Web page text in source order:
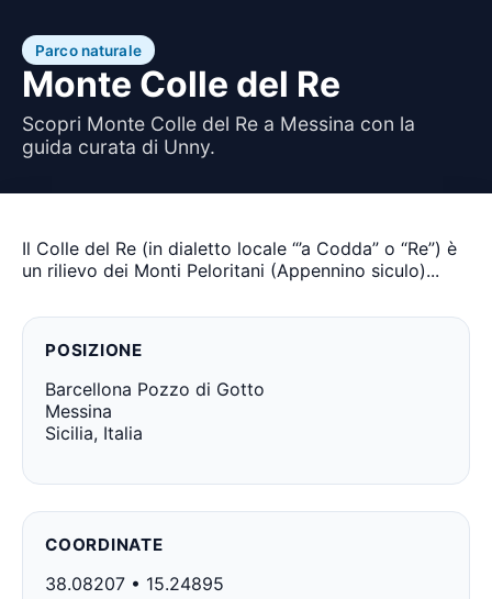
Parco naturale
Monte Colle del Re
Scopri Monte Colle del Re a Messina con la
guida curata di Unny.
Il Colle del Re (in dialetto locale “’a Codda” o “Re”) è
un rilievo dei Monti Peloritani (Appennino siculo)...
POSIZIONE
Barcellona Pozzo di Gotto
Messina
Sicilia, Italia
COORDINATE
38.08207 • 15.24895